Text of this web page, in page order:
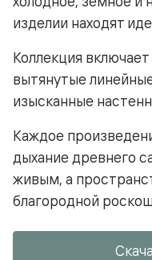
изделии находят
Коллекция
вытянутые
изысканные
Каждое
дыхание древнего
живым, а
благородной